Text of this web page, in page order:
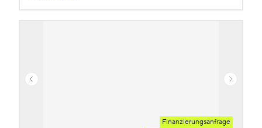
Finanzierungsanfrage